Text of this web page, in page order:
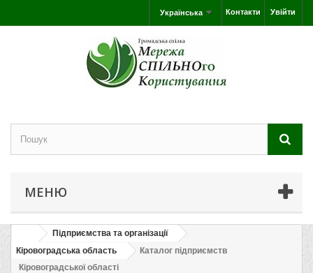
Увійти
Контакти
Українська
МЕНЮ
Підприємства та організації
Кіровоградська область
Каталог підприємств
Кіровоградської області